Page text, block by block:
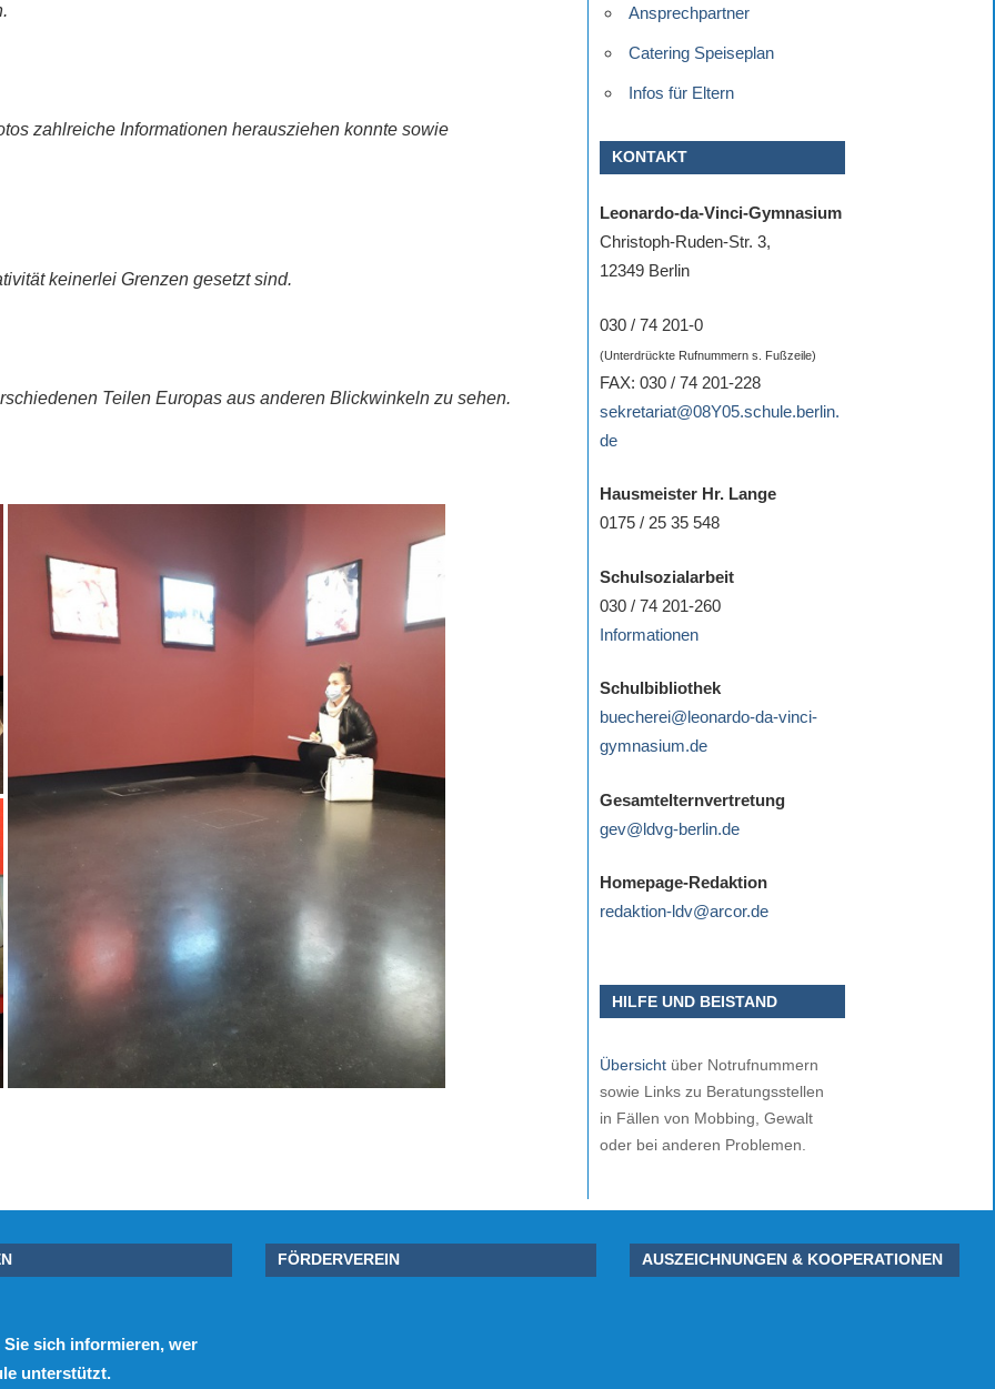
zahlreiche Informationen herausziehen konnte sowie
keinerlei Grenzen gesetzt sind.
Teilen Europas aus anderen Blickwinkeln zu sehen.
Ansprechpartner
Catering Speiseplan
Infos für Eltern
KONTAKT
Leonardo-da-Vinci-Gymnasium
Christoph-Ruden-Str. 3,
12349 Berlin
030 / 74 201-0
(Unterdrückte Rufnummern s. Fußzeile)
FAX: 030 / 74 201-228
sekretariat@08Y05.schule.berlin.
de
Hausmeister Hr. Lange
0175 / 25 35 548
Schulsozialarbeit
030 / 74 201-260
Informationen
Schulbibliothek
buecherei@leonardo-da-vinci-
gymnasium.de
Gesamtelternvertretung
gev@ldvg-berlin.de
Homepage-Redaktion
redaktion-ldv@arcor.de
HILFE UND BEISTAND
Übersicht über Notrufnummern
sowie Links zu Beratungsstellen
in Fällen von Mobbing, Gewalt
oder bei anderen Problemen.
Sie sich informieren, wer
unterstützt.
FÖRDERVEREIN AUSZEICHNUNGEN & KOOPERATIONEN